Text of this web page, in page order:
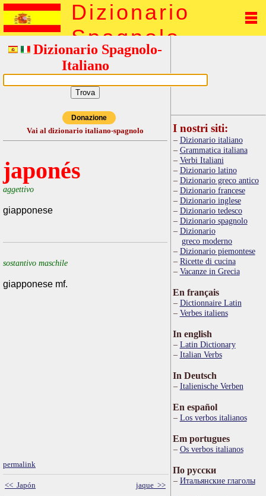
Dizionario
Spagnolo
Dizionario Spagnolo-
Italiano
Donazione
Vai al dizionario italiano-spagnolo
japonés
aggettivo
giapponese
sostantivo maschile
giapponese mf.
permalink
<< Japón jaque >>
I nostri siti:
Dizionario italiano
Grammatica italiana
Verbi Italiani
Dizionario latino
Dizionario greco antico
Dizionario francese
Dizionario inglese
Dizionario tedesco
Dizionario spagnolo
Dizionario
greco moderno
Dizionario piemontese
Ricette di cucina
Vacanze in Grecia
En français
Dictionnaire Latin
Verbes italiens
In english
Latin Dictionary
Italian Verbs
In Deutsch
Italienische Verben
En español
Los verbos italianos
Em portugues
Os verbos italianos
По русски
Итальянские глаголы